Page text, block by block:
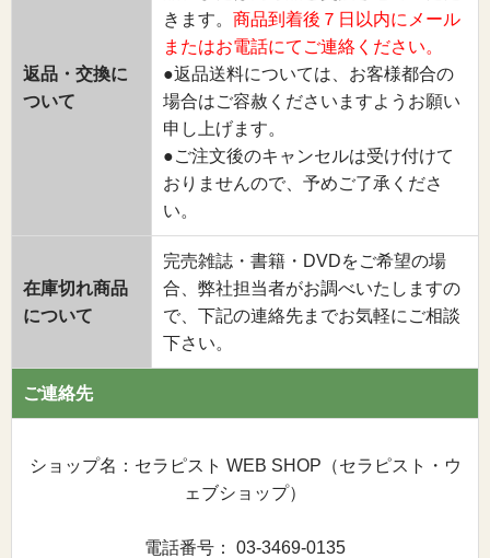
返品・交換に
ついて
きます。 商品到着後７日以内にメール
またはお電話にてご連絡ください。
●返品送料については、お客様都合の
場合はご容赦くださいますようお願い
申し上げます。
●ご注文後のキャンセルは受け付けて
おりませんので、予めご了承くださ
い。
在庫切れ商品
について
完売雑誌・書籍・DVDをご希望の場
合、弊社担当者がお調べいたしますの
で、下記の連絡先までお気軽にご相談
下さい。
ご連絡先
ショップ名：セラピスト WEB SHOP（セラピスト・ウ
ェブショップ）
電話番号： 03-3469-0135